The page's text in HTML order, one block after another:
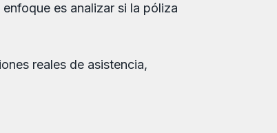
es analizar si la póliza
reales de asistencia,